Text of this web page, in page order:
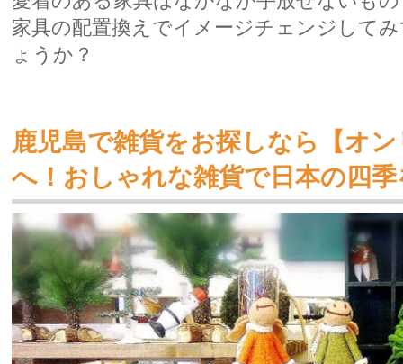
家具の配置換えでイメージチェンジして
ょうか？
鹿児島で雑貨をお探しなら【オ
へ！おしゃれな雑貨で日本の四